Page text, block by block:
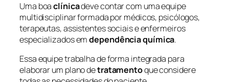
Uma boaclínicadeve contar com uma equipe
multidisciplinar formada por médicos, psicólogos,
terapeutas, assistentes sociais e enfermeiros
especializados emdependência química.
Essa equipe trabalha de forma integrada para
elaborar um plano detratamentoque considere